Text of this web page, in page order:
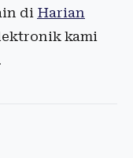
di Harian
kami